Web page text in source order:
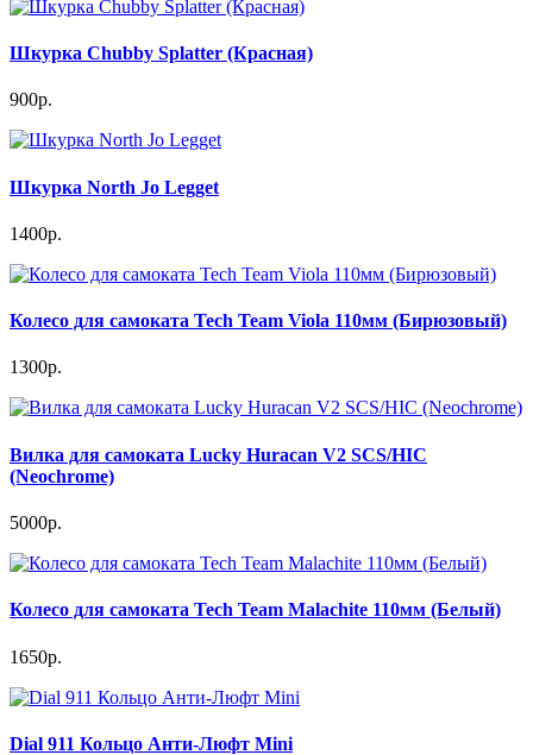
Шкурка Chubby Splatter (Красная)
900р.
Шкурка North Jo Legget
1400р.
Колесо для самоката Tech Team Viola 110мм (Бирюзовый)
1300р.
Вилка для самоката Lucky Huracan V2 SCS/HIC
(Neochrome)
5000р.
Колесо для самоката Tech Team Malachite 110мм (Белый)
1650р.
Dial 911 Кольцо Анти-Люфт Mini